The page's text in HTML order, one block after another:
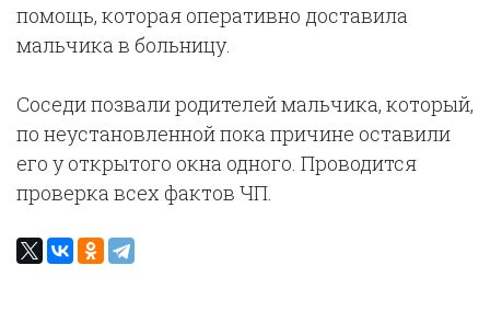
помощь, которая оперативно доставила
мальчика в больницу.
Соседи позвали родителей мальчика, который,
по неустановленной пока причине оставили
его у открытого окна одного. Проводится
проверка всех фактов ЧП.